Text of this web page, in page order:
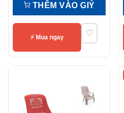
THÊM VÀO GIỶ
⚡ Mua ngay ♡